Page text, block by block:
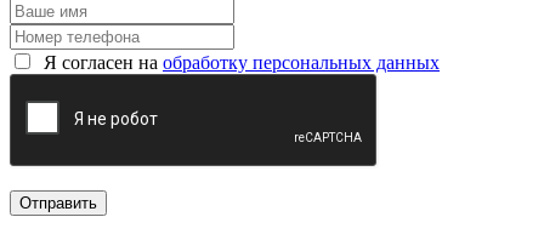
Я согласен на обработку персональных данных